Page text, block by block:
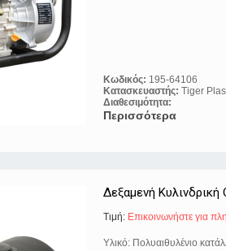
Κωδικός: 195-64106
Κατασκευαστής: Tiger
Διαθεσιμότητα:
Περισσότερα
Δεξαμενή Κυλινδρική
Τιμή: Eπικοινωνήστε για
Υλικό: Πολυαιθυλένιο